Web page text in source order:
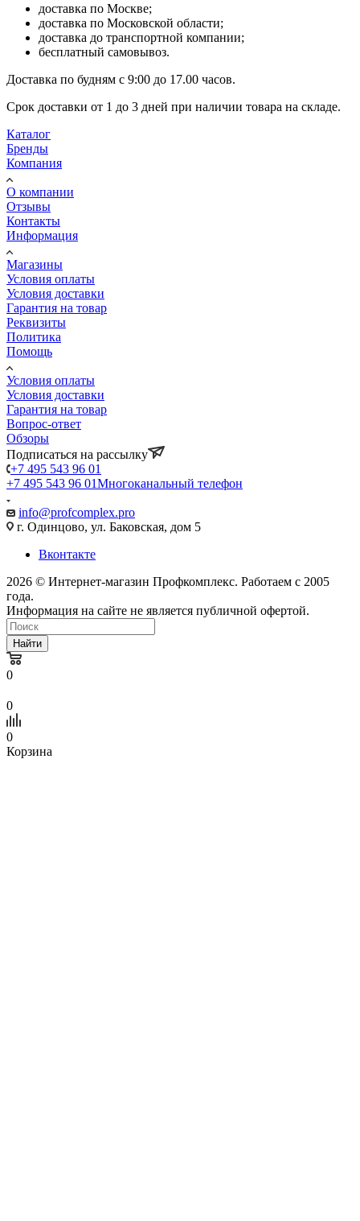
доставка по Москве;
доставка по Московской области;
доставка до транспортной компании;
бесплатный самовывоз.
Доставка по будням с 9:00 до 17.00 часов.
Срок доставки от 1 до 3 дней при наличии товара на складе.
Каталог
Бренды
Компания
О компании
Отзывы
Контакты
Информация
Магазины
Условия оплаты
Условия доставки
Гарантия на товар
Реквизиты
Политика
Помощь
Условия оплаты
Условия доставки
Гарантия на товар
Вопрос-ответ
Обзоры
Подписаться на рассылку
+7 495 543 96 01
+7 495 543 96 01Многоканальный телефон
info@profcomplex.pro
г. Одинцово, ул. Баковская, дом 5
Вконтакте
2026 © Интернет-магазин Профкомплекс. Работаем с 2005
года.
Информация на сайте не является публичной офертой.
Найти
0
0
0
Корзина